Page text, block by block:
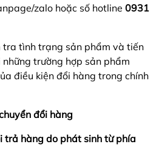
zalo hoặc số hotline 0931
tra tình trạng sản phẩm và tiến
trường hợp sản phẩm
điều kiện đổi hàng trong chính
đổi hàng
trả hàng do phát sinh từ phía